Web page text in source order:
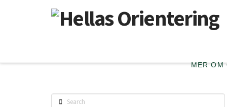
MER OM
Search